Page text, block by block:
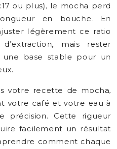
ou plus), le mocha perd
en bouche. En
légèrement ce ratio
mais rester
une base stable pour un
votre recette de mocha,
votre café et votre eau à
précision. Cette rigueur
facilement un résultat
comment chaque